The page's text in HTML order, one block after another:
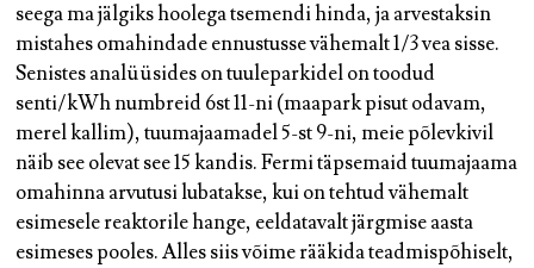
seega ma jälgiks hoolega tsemendi hinda, ja arvestaksin
mistahes omahindade ennustusse vähemalt 1/3 vea sisse.
Senistes analüüsides on tuuleparkidel on toodud
senti/kWh numbreid 6st 11-ni (maapark pisut odavam,
merel kallim), tuumajaamadel 5-st 9-ni, meie põlevkivil
näib see olevat see 15 kandis. Fermi täpsemaid tuumajaama
omahinna arvutusi lubatakse, kui on tehtud vähemalt
esimesele reaktorile hange, eeldatavalt järgmise aasta
esimeses pooles. Alles siis võime rääkida teadmispõhiselt,